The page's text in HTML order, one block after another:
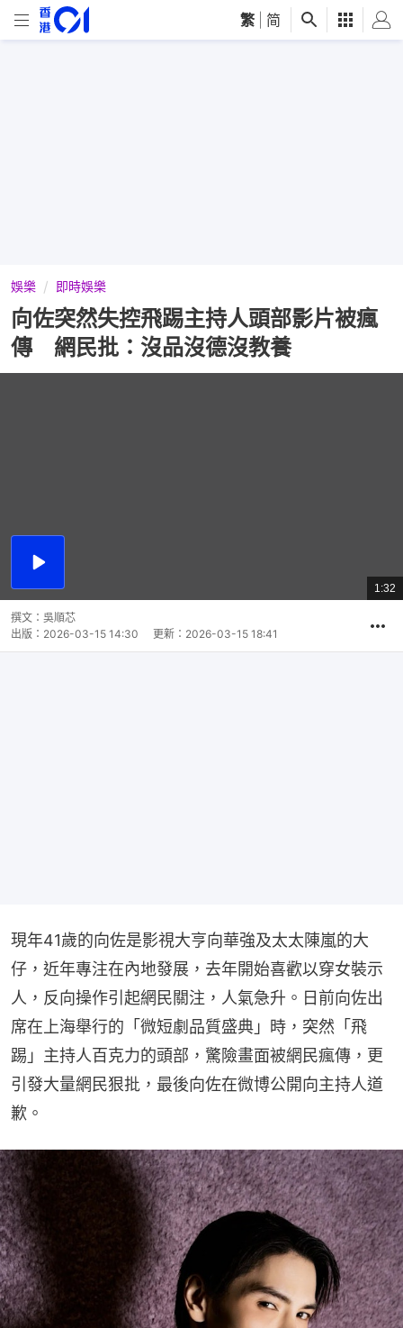
繁 简
娛樂 即時娛樂
向佐突然失控飛踢主持人頭部影片被瘋
傳 網民批：沒品沒德沒教養
播
總
共
1:32
撰文： 吳順芯
出版： 2026-03-15 14:30 更新： 2026-03-15 18:41
現年41歲的向佐是影視大亨向華強及太太陳嵐的大
仔，近年專注在內地發展，去年開始喜歡以穿女裝示
人，反向操作引起網民關注，人氣急升。日前向佐出
席在上海舉行的「微短劇品質盛典」時，突然「飛
踢」主持人百克力的頭部，驚險畫面被網民瘋傳，更
引發大量網民狠批，最後向佐在微博公開向主持人道
歉。